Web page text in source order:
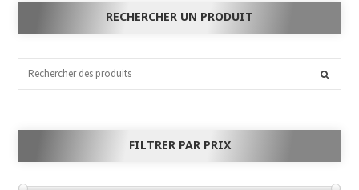
RECHERCHER UN PRODUIT
FILTRER PAR PRIX